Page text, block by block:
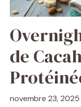
de
novembre 23, 2025